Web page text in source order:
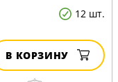
12 шт.
В КОРЗИНУ